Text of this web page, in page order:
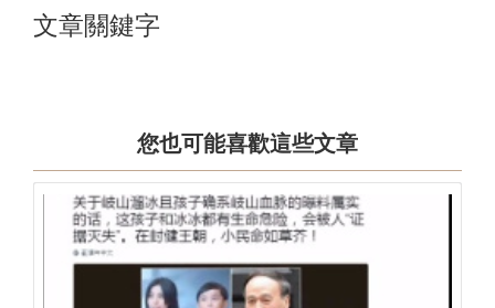
文章關鍵字
您也可能喜歡這些文章